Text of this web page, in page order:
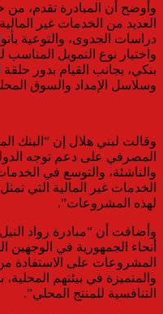
وأوضح أن المبادرة تقدم، من
العديد من الخدمات غير
دراسات الجدوى، والتوعية
واختيار نوع التمويل
بنكي، بجانب القيام بدور
وسلاسل الإمداد والسوق
وقالت لبني هلال إن “البنك
المصرفي على دعم توجه
والناشئة، والتوسع في
الخدمات غير المالية التي
لهذه المشروعات”.
وأضافت أن “مبادرة رواد
أنحاء الجمهورية في
المشروعات على الاستفادة
والمتميزة في بيئتهم المحلية،
التنافسية للمنتج المحلي”.